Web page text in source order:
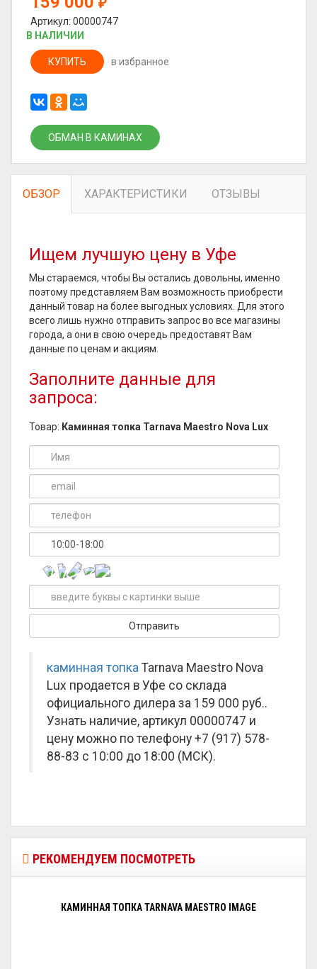
Артикул: 00000747
В НАЛИЧИИ
КУПИТЬ в избранное
ОБМАН В КАМИНАХ
ОБЗОР ХАРАКТЕРИСТИКИ ОТЗЫВЫ
Ищем лучшую цену в Уфе
Мы стараемся, чтобы Вы остались довольны, именно
поэтому представляем Вам возможность приобрести
данный товар на более выгодных условиях. Для этого
всего лишь нужно отправить запрос во все магазины
города, а они в свою очередь предоставят Вам
данные по ценам и акциям.
Заполните данные для
запроса:
Товар: Каминная топка Tarnava Maestro Nova Lux
каминная топка Tarnava Maestro Nova
Lux продается в Уфе со склада
официального дилера за 159 000 руб..
Узнать наличие, артикул 00000747 и
цену можно по телефону +7 (917) 578-
88-83 с 10:00 до 18:00 (МСК).
РЕКОМЕНДУЕМ ПОСМОТРЕТЬ
КАМИННАЯ ТОПКА TARNAVA MAESTRO IMAGE